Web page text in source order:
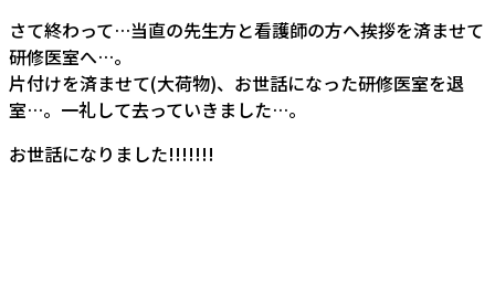
さて終わって…当直の先生方と看護師の方へ挨拶を済ませて
研修医室へ…。
片付けを済ませて(大荷物)、お世話になった研修医室を退
室…。一礼して去っていきました…。
お世話になりました!!!!!!!